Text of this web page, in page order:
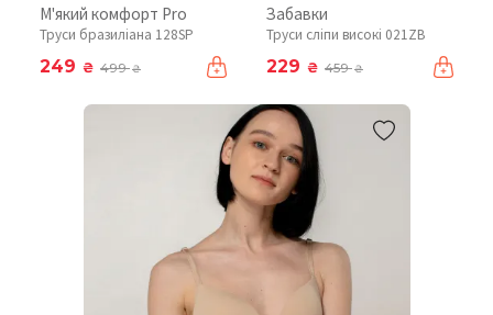
М'який комфорт Pro
Труси бразиліана 128SP
249 ₴ 499₴
Забавки
Труси сліпи високі 021ZB
229 ₴ 459₴